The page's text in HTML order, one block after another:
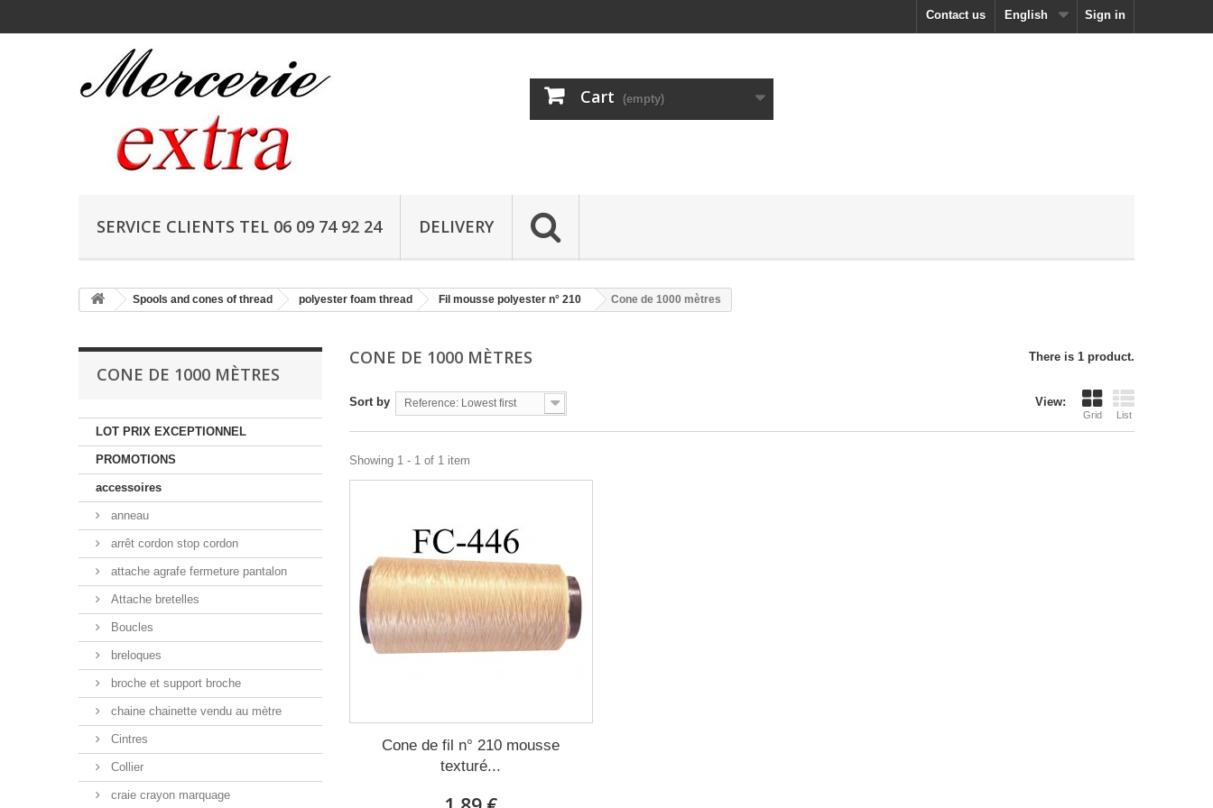
Sign in
English
Contact us
Cart (empty)
SERVICE CLIENTS TEL 06 09 74 92 24 DELIVERY
Spools and cones of thread polyester foam thread Fil mousse polyester n° 210 Cone de 1000 mètres
CONE DE 1000 MÈTRES
LOT PRIX EXCEPTIONNEL
PROMOTIONS
accessoires
anneau
arrêt cordon stop cordon
attache agrafe fermeture pantalon
Attache bretelles
Boucles
breloques
broche et support broche
chaine chainette vendu au mètre
Cintres
Collier
craie crayon marquage
CONE DE 1000 MÈTRES There is 1 product.
View:
Grid List
Sort by Reference: Lowest first
Showing 1 - 1 of 1 item
Cone de fil n° 210 mousse
texturé...